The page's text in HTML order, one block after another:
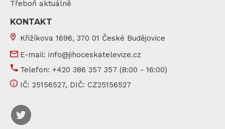
Třeboň aktuálně
KONTAKT
Křižíkova 1696, 370 01 České Budějovice
E-mail: info@jihoceskatelevize.cz
Telefon: +420 386 357 357 (8:00 - 16:00)
IČ: 25156527, DIČ: CZ25156527